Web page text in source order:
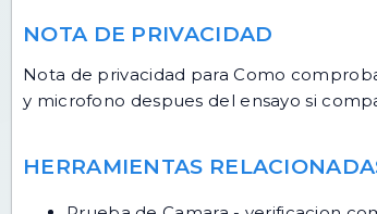
NOTA DE PRIVACIDAD
Nota de privacidad para Como
y microfono despues del ensayo si
HERRAMIENTAS